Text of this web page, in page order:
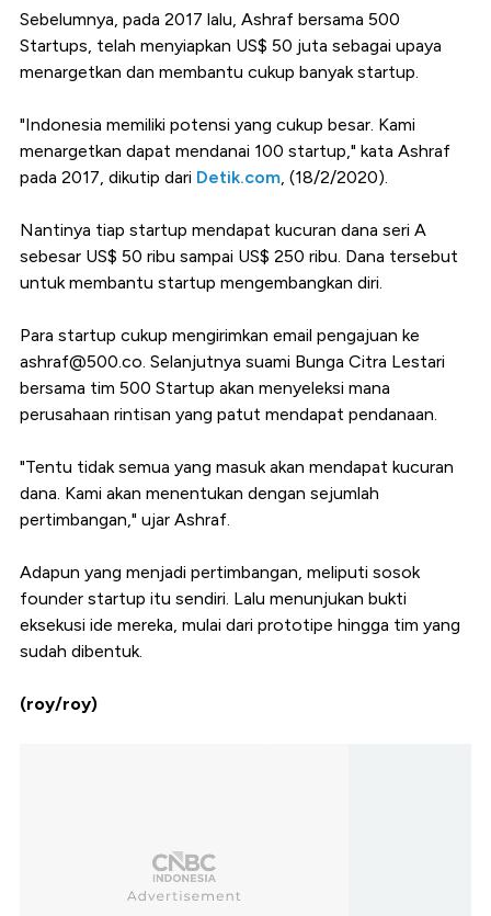
Sebelumnya, pada 2017 lalu, Ashraf bersama 500
Startups, telah menyiapkan US$ 50 juta sebagai upaya
menargetkan dan membantu cukup banyak startup.
"Indonesia memiliki potensi yang cukup besar. Kami
menargetkan dapat mendanai 100 startup," kata Ashraf
pada 2017, dikutip dari Detik.com, (18/2/2020).
Nantinya tiap startup mendapat kucuran dana seri A
sebesar US$ 50 ribu sampai US$ 250 ribu. Dana tersebut
untuk membantu startup mengembangkan diri.
Para startup cukup mengirimkan email pengajuan ke
ashraf@500.co. Selanjutnya suami Bunga Citra Lestari
bersama tim 500 Startup akan menyeleksi mana
perusahaan rintisan yang patut mendapat pendanaan.
"Tentu tidak semua yang masuk akan mendapat kucuran
dana. Kami akan menentukan dengan sejumlah
pertimbangan," ujar Ashraf.
Adapun yang menjadi pertimbangan, meliputi sosok
founder startup itu sendiri. Lalu menunjukan bukti
eksekusi ide mereka, mulai dari prototipe hingga tim yang
sudah dibentuk.
(roy/roy)